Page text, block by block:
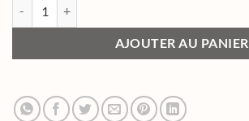
AJOUTER AU PANIER